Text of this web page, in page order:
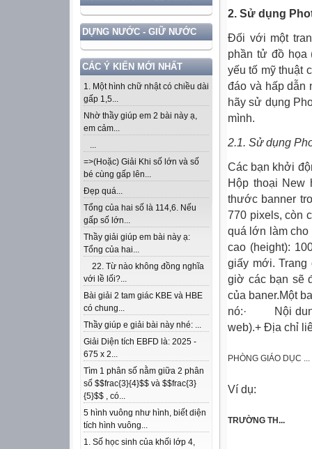
DỰNG NƯỚC - GIỮ NƯỚC
CÁC Ý KIẾN MỚI NHẤT
1. Một hình chữ nhật có chiều dài
gấp 1,5...
Nhờ thầy giúp em 2 bài này ạ,
em cảm...
...
=>(Hoặc) Giải Khi số lớn và số
bé cùng gấp lên...
Đẹp quá...
Tổng của hai số là 114,6. Nếu
gấp số lớn...
Thầy giải giúp em bài này ạ:
Tổng của hai...
22. Từ nào không đồng nghĩa
với lề lối?...
Bài giải 2 tam giác KBE và HBE
có chung...
Thầy giúp e giải bài này nhé: ...
Giải Diện tích EBFD là: 2025 -
675 x 2...
Tìm 1 phân số nằm giữa 2 phân
số $$frac{3}{4}$$ và $$frac{3}
{5}$$ , có...
5 hình vuông như hình, biết diện
tích hình vuông...
1. Số học sinh của khối lớp 4,
2. Sử dụng
Đối với một
phần tử đồ họa
yếu tố mỹ thuật
đáo và hấp dẫn
hãy sử dụng
mình.
2.1. Sử dụng
Các bạn khởi
Hộp thoại New
thước banner
770 pixels, còn
quá lớn làm cho
cao (height):
giấy mới.
giờ các bạn sẽ
của baner.Một
nó:· Nội
web).+ Địa chỉ
PHÒNG GIÁO DỤC ...
Ví dụ:
TRƯỜNG TH...